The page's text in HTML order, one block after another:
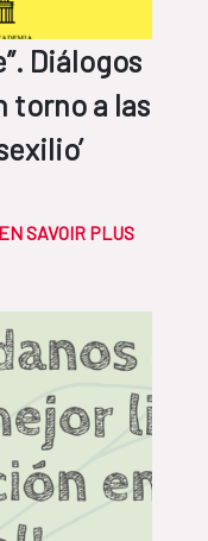
Diálogos
torno a las
EN SAVOIR PLUS